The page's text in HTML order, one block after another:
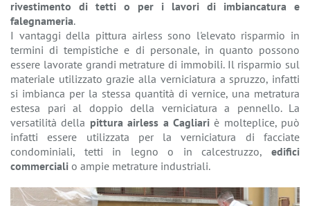
rivestimento di tetti o per i lavori di imbiancatura e
falegnameria.
I vantaggi della pittura airless sono l'elevato risparmio in
termini di tempistiche e di personale, in quanto possono
essere lavorate grandi metrature di immobili. Il risparmio sul
materiale utilizzato grazie alla verniciatura a spruzzo, infatti
si imbianca per la stessa quantità di vernice, una metratura
estesa pari al doppio della verniciatura a pennello. La
versatilità della pittura airless a Cagliariè molteplice, può
infatti essere utilizzata per la verniciatura di facciate
condominiali, tetti in legno o in calcestruzzo, edifici
commerciali o ampie metrature industriali.